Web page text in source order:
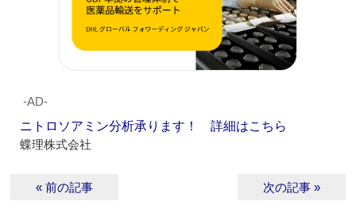
‐AD‐
ニトロソアミン分析承ります！ 詳細はこちら
蝶理株式会社
« 前の記事 次の記事 »